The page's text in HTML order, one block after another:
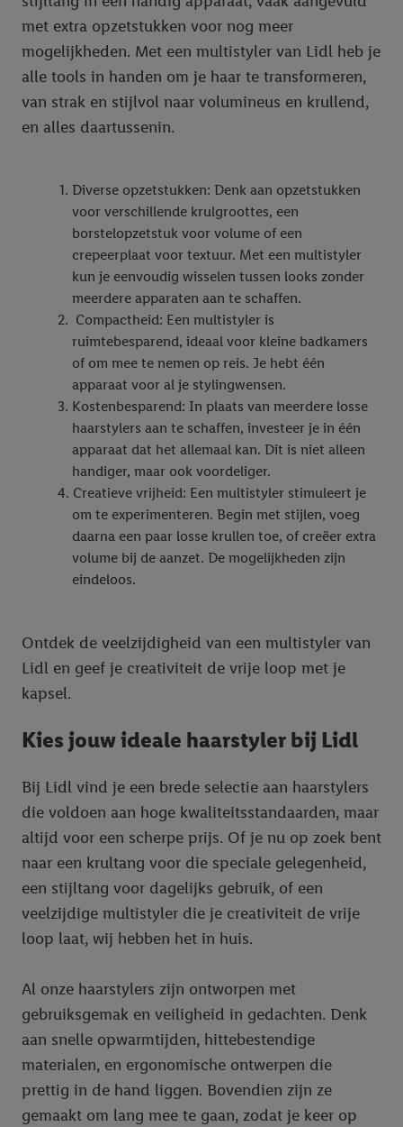
met extra opzetstukken voor nog meer
mogelijkheden. Met een multistyler van Lidl heb je
alle tools in handen om je haar te transformeren,
van strak en stijlvol naar volumineus en krullend,
en alles daartussenin.
Diverse opzetstukken: Denk aan opzetstukken
voor verschillende krulgroottes, een
borstelopzetstuk voor volume of een
crepeerplaat voor textuur. Met een multistyler
kun je eenvoudig wisselen tussen looks zonder
meerdere apparaten aan te schaffen.
Compactheid: Een multistyler is
ruimtebesparend, ideaal voor kleine badkamers
of om mee te nemen op reis. Je hebt één
apparaat voor al je stylingwensen.
Kostenbesparend: In plaats van meerdere losse
haarstylers aan te schaffen, investeer je in één
apparaat dat het allemaal kan. Dit is niet alleen
handiger, maar ook voordeliger.
Creatieve vrijheid: Een multistyler stimuleert je
om te experimenteren. Begin met stijlen, voeg
daarna een paar losse krullen toe, of creëer extra
volume bij de aanzet. De mogelijkheden zijn
eindeloos.
Ontdek de veelzijdigheid van een multistyler van
Lidl en geef je creativiteit de vrije loop met je
kapsel.
Kies jouw ideale haarstyler bij Lidl
Bij Lidl vind je een brede selectie aan haarstylers
die voldoen aan hoge kwaliteitsstandaarden, maar
altijd voor een scherpe prijs. Of je nu op zoek bent
naar een krultang voor die speciale gelegenheid,
een stijltang voor dagelijks gebruik, of een
veelzijdige multistyler die je creativiteit de vrije
loop laat, wij hebben het in huis.
Al onze haarstylers zijn ontworpen met
gebruiksgemak en veiligheid in gedachten. Denk
aan snelle opwarmtijden, hittebestendige
materialen, en ergonomische ontwerpen die
prettig in de hand liggen. Bovendien zijn ze
gemaakt om lang mee te gaan, zodat je keer op